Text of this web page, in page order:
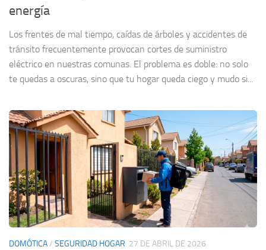
energía
Los frentes de mal tiempo, caídas de árboles y accidentes de
tránsito frecuentemente provocan cortes de suministro
eléctrico en nuestras comunas. El problema es doble: no solo
te quedas a oscuras, sino que tu hogar queda ciego y mudo si...
DOMÓTICA/ SEGURIDAD HOGAR 27 DE ABRIL DE 2026